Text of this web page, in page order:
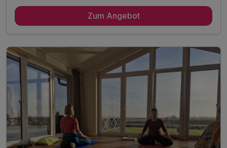
7 x romantisches Frühstück im Wintergarten
1 x Stadtführung / Museumsbesuch in Husum
1 x 15 € Gutschein für das KünstlerCafé in Husum
1 x Freigetränk in der hoteleigenen Friesenbar
inkl. Nutzung W-lan
inkl. Parkplatz
Zum Angebot